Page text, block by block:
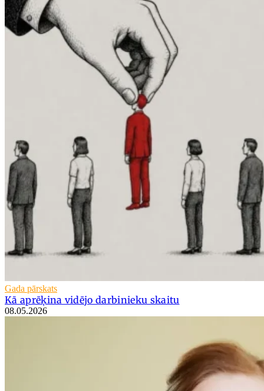
Gada pārskats
Kā aprēķina vidējo darbinieku skaitu
08.05.2026